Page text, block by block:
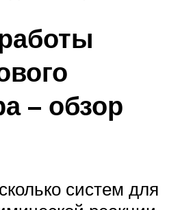
– обзор
систем для